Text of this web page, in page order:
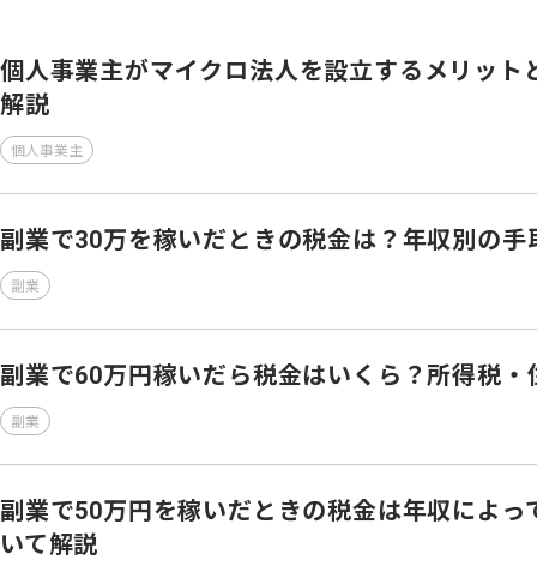
個人事業主がマイクロ法人を設立するメリット
解説
個人事業主
副業で30万を稼いだときの税金は？年収別の
副業
副業で60万円稼いだら税金はいくら？所得税
副業
副業で50万円を稼いだときの税金は年収によっ
いて解説